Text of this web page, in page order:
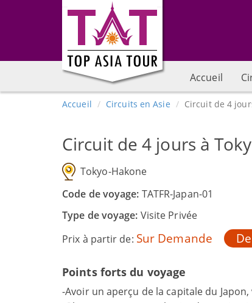
Accueil
Accueil Circuits en Asie Circuit de 4
Circuit de 4 jours à
Tokyo-Hakone
Code de voyage: TATFR-Japan-01
Type de voyage: Visite Privée
Prix à partir de: Sur Demande
Points forts du voyage
-Avoir un aperçu de la capitale du